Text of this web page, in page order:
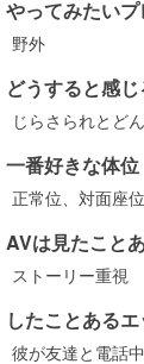
やってみたいプ
野外
どうすると感じ
じらさられとど
一番好きな体位
正常位、対面座
AVは見たこと
ストーリー重視
したことある
彼が友達と電話